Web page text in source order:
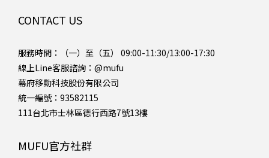
CONTACT US
服務時間：（一）至（五） 09:00-11:30/13:00-17:30
線上Line客服諮詢： @mufu
幕府移動科技股份有限公司
統一編號：93582115
111台北市士林區德行西路7號13樓
MUFU官方社群